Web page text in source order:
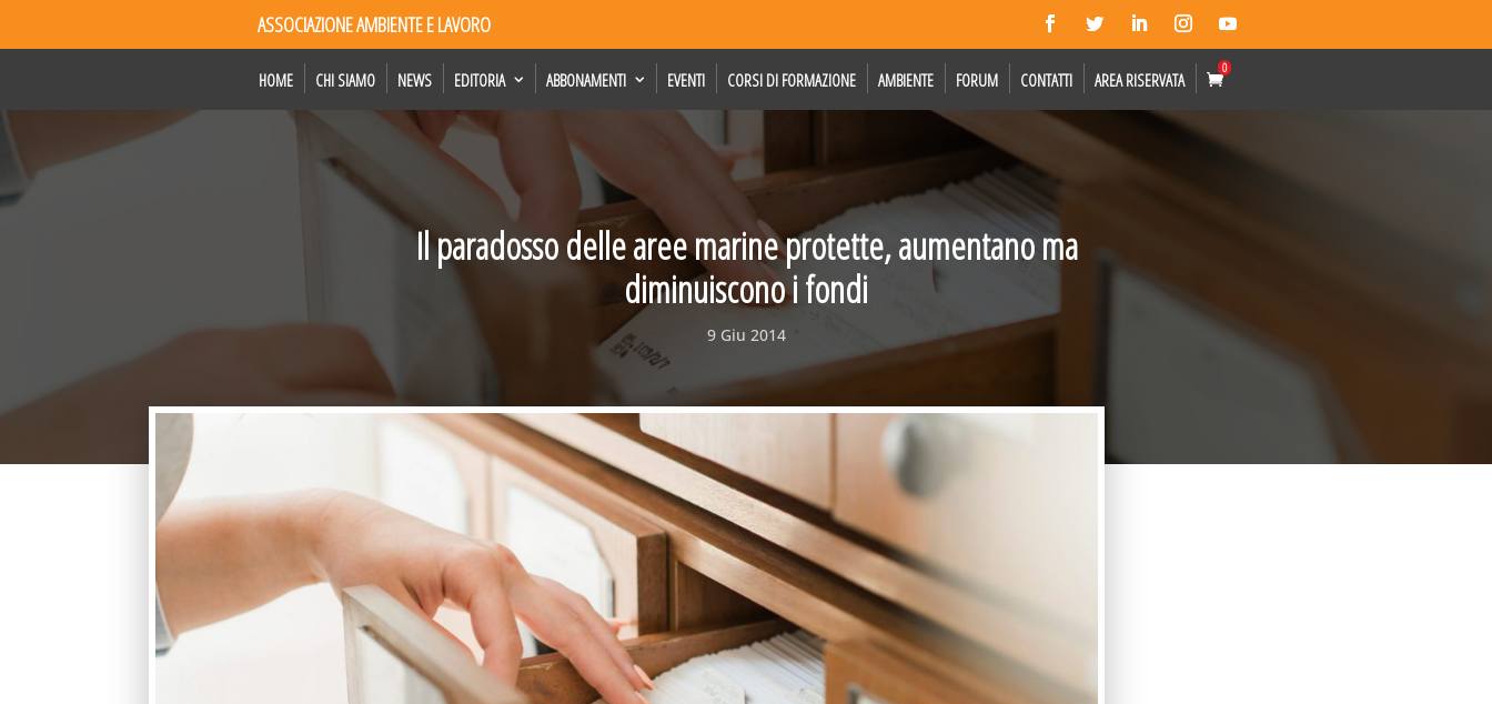
ASSOCIAZIONE AMBIENTE E LAVORO
HOME CHI SIAMO NEWS EDITORIA ABBONAMENTI EVENTI CORSI DI FORMAZIONE AMBIENTE FORUM CONTATTI AREA RISERVATA
0
Il paradosso delle aree marine protette, aumentano ma
diminuiscono i fondi
9 Giu 2014